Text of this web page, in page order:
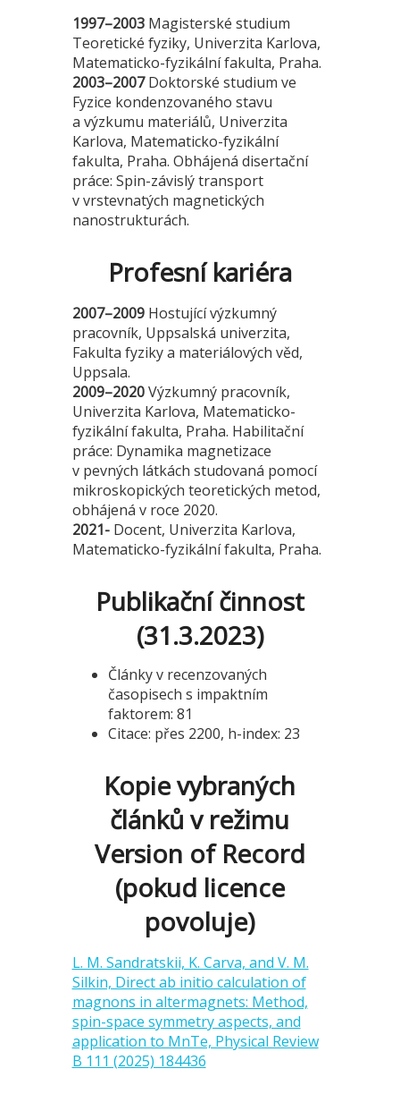
1997–2003Magisterské studium
Teoretické fyziky, Univerzita Karlova,
Matematicko-fyzikální fakulta, Praha.
2003–2007Doktorské studium ve
Fyzice kondenzovaného stavu
a výzkumu materiálů, Univerzita
Karlova, Matematicko-fyzikální
fakulta, Praha. Obhájená disertační
práce: Spin-závislý transport
v vrstevnatých magnetických
nanostrukturách.
Profesní kariéra
2007–2009Hostující výzkumný
pracovník, Uppsalská univerzita,
Fakulta fyziky a materiálových věd,
Uppsala.
2009–2020Výzkumný pracovník,
Univerzita Karlova, Matematicko-
fyzikální fakulta, Praha. Habilitační
práce: Dynamika magnetizace
v pevných látkách studovaná pomocí
mikroskopických teoretických metod,
obhájená v roce 2020.
2021-Docent, Univerzita Karlova,
Matematicko-fyzikální fakulta, Praha.
Publikační činnost
(31.3.2023)
Články v recenzovaných
časopisech s impaktním
faktorem: 81
Citace: přes 2200, h-index: 23
Kopie vybraných
článků v režimu
Version of Record
(pokud licence
povoluje)
L. M. Sandratskii, K. Carva, and V. M.
Silkin, Direct ab initio calculation of
magnons in altermagnets: Method,
spin-space symmetry aspects, and
application to MnTe, Physical Review
B 111 (2025) 184436